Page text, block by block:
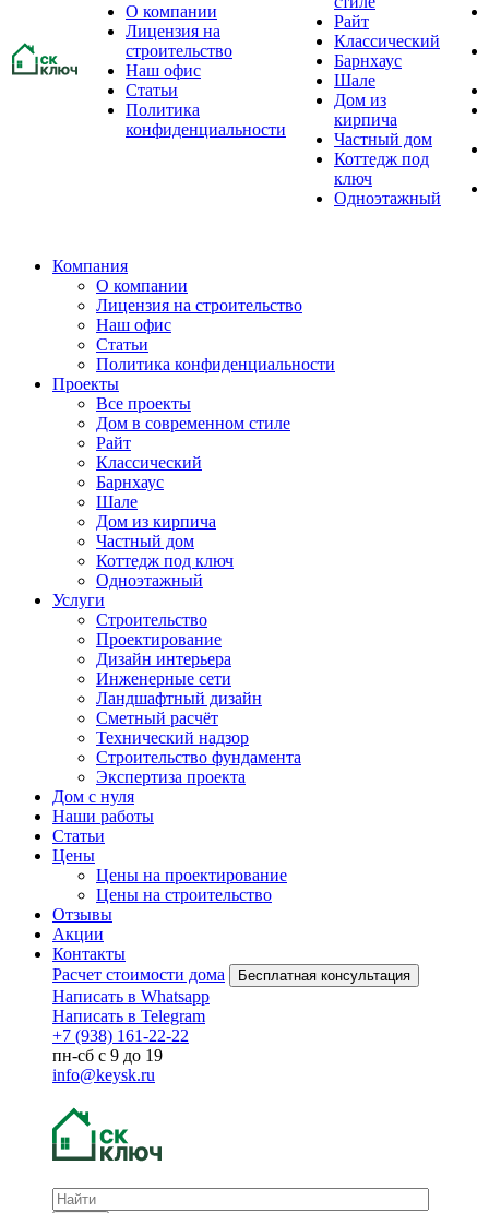
О компании
Лицензия на
строительство
Наш офис
Статьи
Политика
конфиденциальности
Райт
Классический
Барнхаус
Шале
Дом из
кирпича
Частный дом
Коттедж под
ключ
Одноэтажный
Компания
О компании
Лицензия на строительство
Наш офис
Статьи
Политика конфиденциальности
Проекты
Все проекты
Дом в современном стиле
Райт
Классический
Барнхаус
Шале
Дом из кирпича
Частный дом
Коттедж под ключ
Одноэтажный
Услуги
Строительство
Проектирование
Дизайн интерьера
Инженерные сети
Ландшафтный дизайн
Сметный расчёт
Технический надзор
Строительство фундамента
Экспертиза проекта
Дом с нуля
Наши работы
Статьи
Цены
Цены на проектирование
Цены на строительство
Отзывы
Акции
Контакты
Расчет стоимости дома
Бесплатная консультация
Написать в Whatsapp
Написать в Telegram
+7 (938) 161-22-22
пн-сб с 9 до 19
info@keysk.ru